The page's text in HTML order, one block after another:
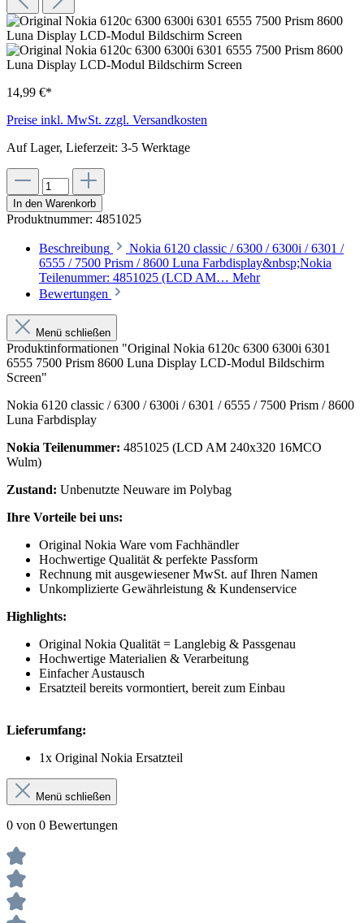
14,99 €*
Preise inkl. MwSt. zzgl. Versandkosten
Auf Lager, Lieferzeit: 3-5 Werktage
In den Warenkorb
Produktnummer: 4851025
Beschreibung
Nokia 6120 classic / 6300 / 6300i / 6301 /
6555 / 7500 Prism / 8600 Luna Farbdisplay&nbsp;Nokia
Teilenummer: 4851025 (LCD AM… Mehr
Bewertungen
Menü schließen
Produktinformationen "Original Nokia 6120c 6300 6300i 6301
6555 7500 Prism 8600 Luna Display LCD-Modul Bildschirm
Screen"
Nokia 6120 classic / 6300 / 6300i / 6301 / 6555 / 7500 Prism / 8600
Luna Farbdisplay
Nokia Teilenummer: 4851025 (LCD AM 240x320 16MCO
Wulm)
Zustand: Unbenutzte Neuware im Polybag
Ihre Vorteile bei uns:
Original Nokia Ware vom Fachhändler
Hochwertige Qualität & perfekte Passform
Rechnung mit ausgewiesener MwSt. auf Ihren Namen
Unkomplizierte Gewährleistung & Kundenservice
Highlights:
Original Nokia Qualität = Langlebig & Passgenau
Hochwertige Materialien & Verarbeitung
Einfacher Austausch
Ersatzteil bereits vormontiert, bereit zum Einbau
Lieferumfang:
1x Original Nokia Ersatzteil
Menü schließen
0 von 0 Bewertungen